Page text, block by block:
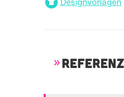
Designvorlagen